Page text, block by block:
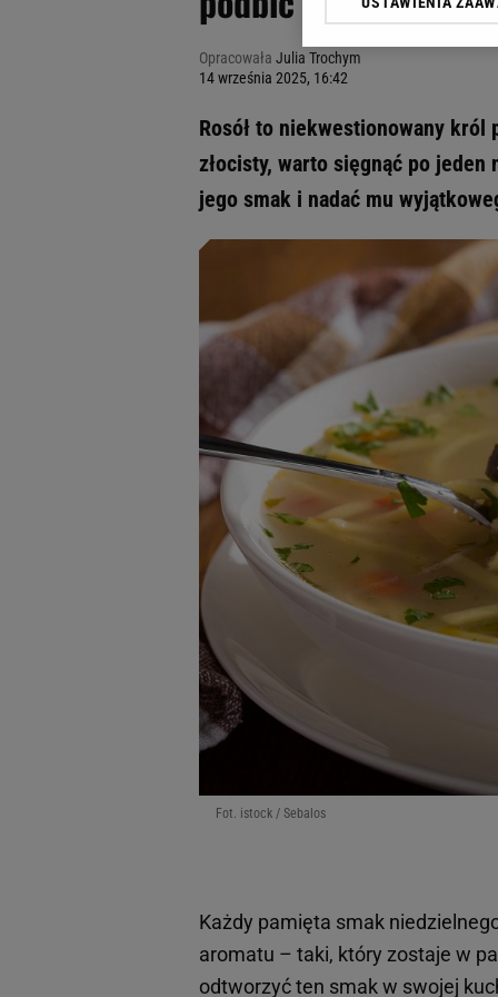
Opracowała Julia Trochym
14 września 2025, 16:42
Rosół to niekwestionowany król
złocisty, warto sięgnąć po jeden
jego smak i nadać mu
Fot. istock / Sebalos
Każdy pamięta smak
aromatu – taki, który zostaje w
odtworzyć ten smak w swojej
Klikając „Akceptuję”
dotyczące plików
odnośnik „Ustawienia
My, nasi Zaufani
Użycie dokładnych
Przechowywanie